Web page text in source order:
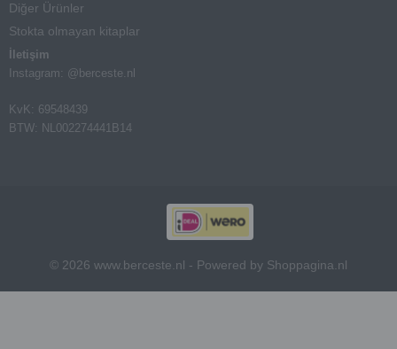
Diğer Ürünler
Stokta olmayan kitaplar
İletişim
Instagram: @berceste.nl
KvK: 69548439
BTW: NL002274441B14
© 2026 www.berceste.nl - Powered by Shoppagina.nl